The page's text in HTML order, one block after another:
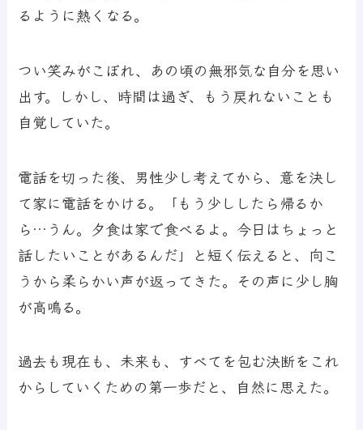
るように熱くなる。
つい笑みがこぼれ、あの頃の無邪気な自分を思い
出す。しかし、時間は過ぎ、もう戻れないことも
自覚していた。
電話を切った後、男性少し考えてから、意を決し
て家に電話をかける。「もう少ししたら帰るか
ら…うん。夕食は家で食べるよ。今日はちょっと
話したいことがあるんだ」と短く伝えると、向こ
うから柔らかい声が返ってきた。その声に少し胸
が高鳴る。
過去も現在も、未来も、すべてを包む決断をこれ
からしていくための第一歩だと、自然に思えた。